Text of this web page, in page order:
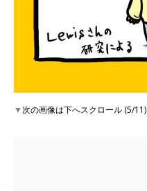
▼次の画像は下へスクロール (5/11)